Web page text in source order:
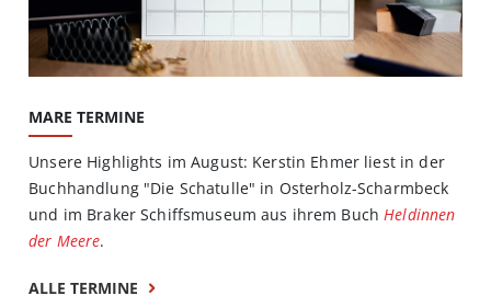
MARE TERMINE
Unsere Highlights im August: Kerstin Ehmer liest in der
Buchhandlung "Die Schatulle" in Osterholz-Scharmbeck
und im Braker Schiffsmuseum aus ihrem BuchHeldinnen
der Meere.
ALLE TERMINE